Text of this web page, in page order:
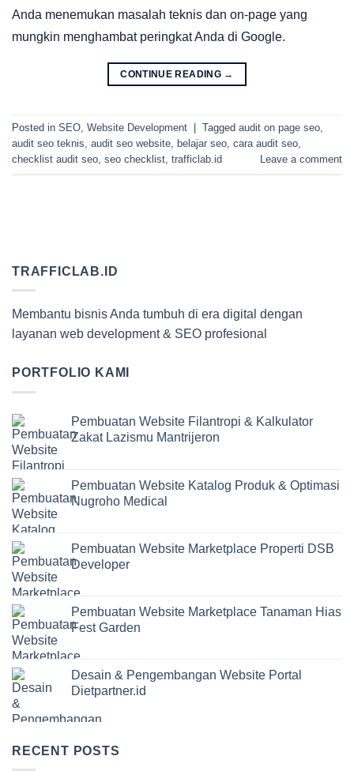
Anda menemukan masalah teknis dan on-page yang
mungkin menghambat peringkat Anda di Google.
CONTINUE READING →
Posted in SEO Website Development Tagged audit on page seo
audit seo teknis audit seo website belajar seo cara audit seo
checklist audit seo seo checklist trafficlab.id Leave a comment
TRAFFICLAB.ID
Membantu bisnis Anda tumbuh di era digital dengan
layanan web development & SEO profesional
PORTFOLIO KAMI
Pembuatan Website Filantropi & Kalkulator
Zakat Lazismu Mantrijeron
Pembuatan Website Katalog Produk & Optimasi
Nugroho Medical
Pembuatan Website Marketplace Properti DSB
Developer
Pembuatan Website Marketplace Tanaman Hias
Fest Garden
Desain & Pengembangan Website Portal
Dietpartner.id
RECENT POSTS